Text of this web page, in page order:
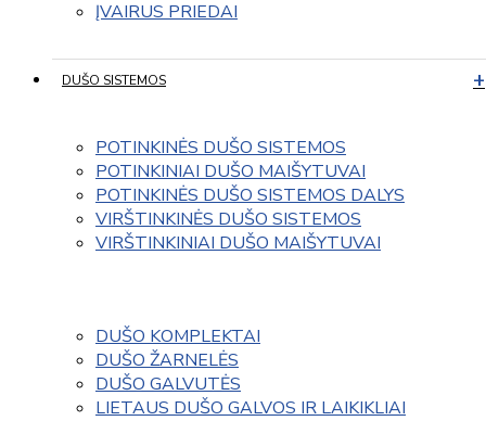
ĮVAIRUS PRIEDAI
DUŠO SISTEMOS
POTINKINĖS DUŠO SISTEMOS
POTINKINIAI DUŠO MAIŠYTUVAI
POTINKINĖS DUŠO SISTEMOS DALYS
VIRŠTINKINĖS DUŠO SISTEMOS
VIRŠTINKINIAI DUŠO MAIŠYTUVAI
DUŠO KOMPLEKTAI
DUŠO ŽARNELĖS
DUŠO GALVUTĖS
LIETAUS DUŠO GALVOS IR LAIKIKLIAI